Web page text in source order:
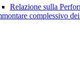
Relazione sulla
complessivo